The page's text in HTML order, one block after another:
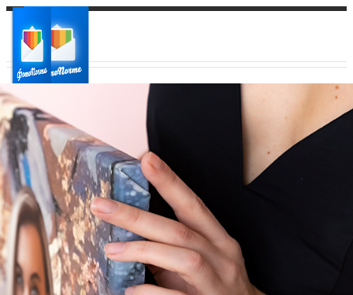
Ваш город:
Ваш регион доставки
Выберите из списка: